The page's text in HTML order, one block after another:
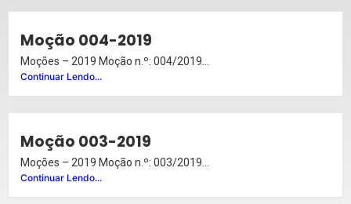
Moção 004-2019
Moções – 2019 Moção n.º: 004/2019...
Continuar Lendo...
Moção 003-2019
Moções – 2019 Moção n.º: 003/2019...
Continuar Lendo...